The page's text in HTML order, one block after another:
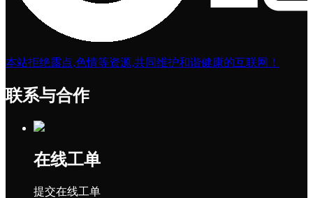
本站拒绝露点,色情等资源,共同维护和谐健康的互联网！
联系与合作
在线工单
提交在线工单